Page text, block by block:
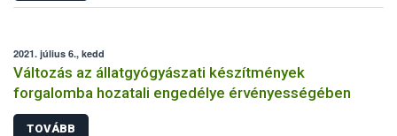
2021. július 6., kedd
Változás az állatgyógyászati készítmények
forgalomba hozatali engedélye érvényességében
TOVÁBB